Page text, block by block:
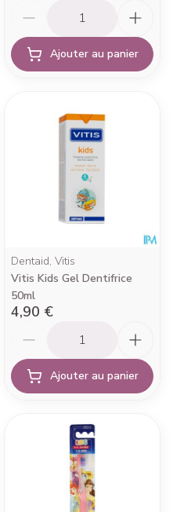
Ajouter au panier
Dentaid, Vitis
Vitis Kids Gel Dentifrice
50ml
4,90 €
Ajouter au panier